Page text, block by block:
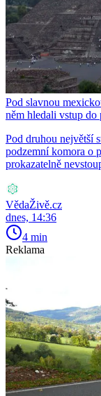
Pod slavnou
něm hledali vstup do
Pod druhou největší
podzemní komora o
prokazatelně
VědaŽivě.cz
dnes, 14:36
4 min
Reklama